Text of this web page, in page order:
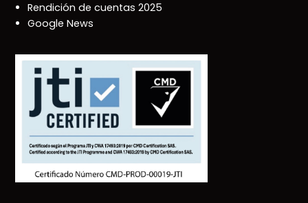
Rendición de cuentas 2025
Google News